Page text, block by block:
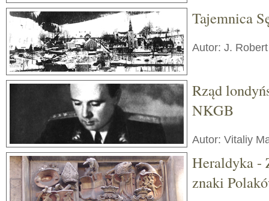
Tajemnica
Autor: J.
Rząd
NKGB
Autor: Vitaliy
Heraldyka -
znaki